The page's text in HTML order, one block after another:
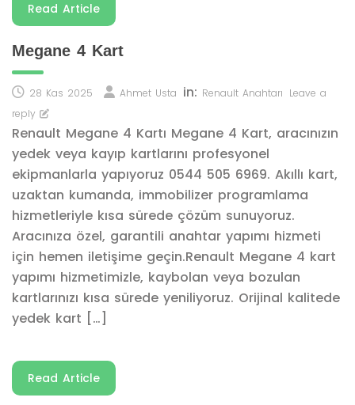
Read Article
Megane 4 Kart
28 Kas 2025 Ahmet Usta in: Renault Anahtarı Leave a
reply
Renault Megane 4 Kartı Megane 4 Kart, aracınızın
yedek veya kayıp kartlarını profesyonel
ekipmanlarla yapıyoruz 0544 505 6969. Akıllı kart,
uzaktan kumanda, immobilizer programlama
hizmetleriyle kısa sürede çözüm sunuyoruz.
Aracınıza özel, garantili anahtar yapımı hizmeti
için hemen iletişime geçin.Renault Megane 4 kart
yapımı hizmetimizle, kaybolan veya bozulan
kartlarınızı kısa sürede yeniliyoruz. Orijinal kalitede
yedek kart […]
Read Article